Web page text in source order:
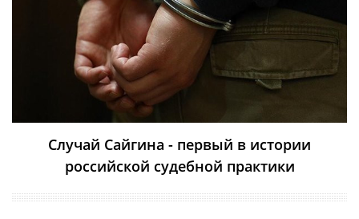
Случай Сайгина - первый в истории
российской судебной практики